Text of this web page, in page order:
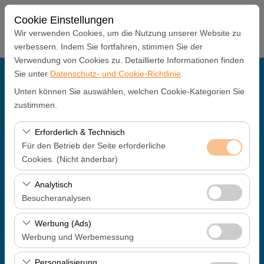
Cookie Einstellungen
Wir verwenden Cookies, um die Nutzung unserer Website zu
verbessern. Indem Sie fortfahren, stimmen Sie der
Verwendung von Cookies zu. Detaillierte Informationen finden
Sie unter Datenschutz- und Cookie-Richtlinie
Unten können Sie auswählen, welchen Cookie-Kategorien Sie
zustimmen.
Erforderlich & Technisch
Für den Betrieb der Seite erforderliche
Cookies. (Nicht änderbar)
Diese Cookies sind für das ordnungsgemäße
Funktionieren der Website, die Sicherheit, die
Sitzungsverwaltung und grundlegende Funktionen
erforderlich. Sie können nicht deaktiviert werden.
Analytisch
Besucheranalysen
Diese Cookies ermöglichen es uns, zu analysieren, wie
unsere Website genutzt wird (Besucherzahl,
meistbesuchte Seiten, Nutzerverhalten). Diese Daten
werden verwendet, um die Leistung der Website zu
Werbung (Ads)
Werbung und Werbemessung
Diese Cookies ermöglichen es uns, Ihnen auf Ihre
Abholstation
Eine andere Rückgabestation auswählen
Abholdatum & Zeit
Rückgabedatum & Zeit